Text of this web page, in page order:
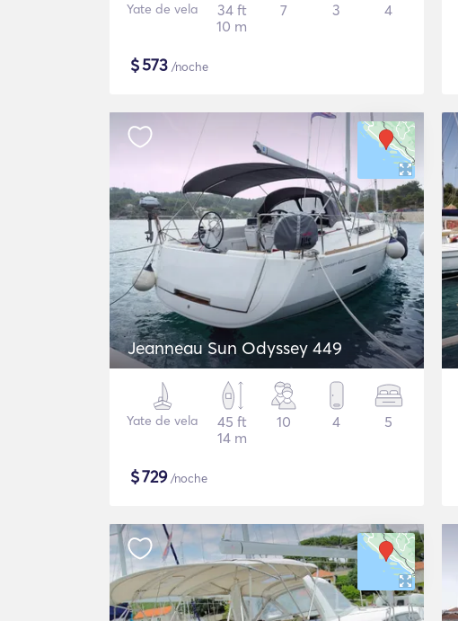
Yate de vela
34 ft
10 m
7 3 4
$573 /noche
Jeanneau Sun Odyssey 449
Yate de vela
45 ft
14 m
10 4 5
$729/noche